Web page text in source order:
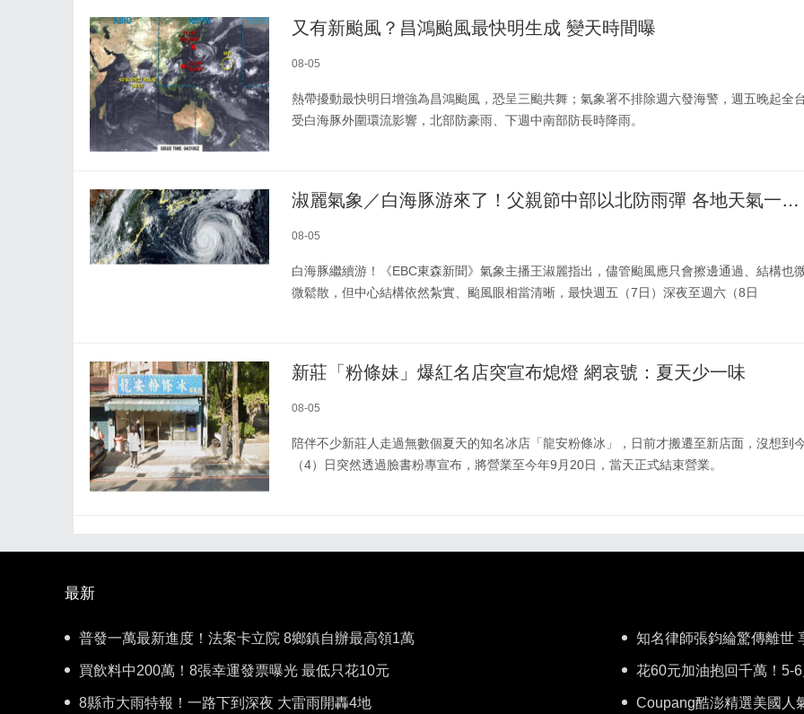
又有新颱風？昌鴻颱風最快明生成 變天時間曝
08-05
熱帶擾動最快明日增強為昌鴻颱風，恐呈三颱共舞；氣象署不排除週六發海警，週五晚起全
受白海豚外圍環流影響，北部防豪雨、下週中南部防長時降雨。
淑麗氣象／白海豚游來了！父親節中部以北防雨彈 各地天氣一次看
08-05
白海豚繼續游！《EBC東森新聞》氣象主播王淑麗指出，儘管颱風應只會擦邊通過、結構也
微鬆散，但中心結構依然紮實、颱風眼相當清晰，最快週五（7日）深夜至週六（8日
新莊「粉條妹」爆紅名店突宣布熄燈 網哀號：夏天少一味
08-05
陪伴不少新莊人走過無數個夏天的知名冰店「龍安粉條冰」，日前才搬遷至新店面，沒想到
（4）日突然透過臉書粉專宣布，將營業至今年9月20日，當天正式結束營業。
最新
普發一萬最新進度！法案卡立院 8鄉鎮自辦最高領1萬 知名律師張鈞綸驚傳離世
買飲料中200萬！8張幸運發票曝光 最低只花10元 花60元加油抱回千萬！5-
8縣市大雨特報！一路下到深夜 大雷雨開轟4地 Coupang酷澎精選美國人